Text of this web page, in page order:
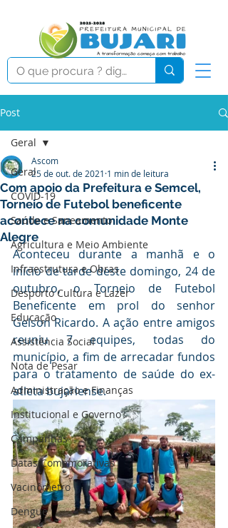
Post
Geral
COVID-19
Saúde e Saneamento
Agricultura e Meio Ambiente
Infraestrutura e Obras
Desporto Cultura e Lazer
Educação
Assistência Social
Nota de Pesar
Administração e Finanças
Institucional e Governo
Campanhas
Datas Comemorativas
Vacinômetro
Dengue
Geral
Com apoio da Prefeitura e Semcel,
Torneio de Futebol beneficente
acontece na comunidade Monte
Alegre
Ascom
25 de out. de 2021 1 min de leitura
Aconteceu durante a manhã e o
início de tarde deste domingo, 24 de
outubro, o Torneio de Futebol
Beneficente em prol do senhor
Gelson Ricardo. A ação entre amigos
reuniu 7 equipes, todas do
município, a fim de arrecadar fundos
para o tratamento de saúde do ex-
atleta bujariense.